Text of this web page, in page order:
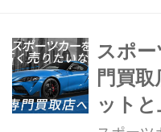
グレード
です。ス
ーは高
って大
スポ
門買
ット